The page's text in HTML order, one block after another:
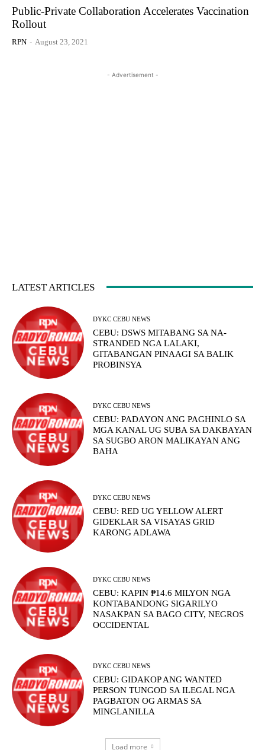
Public-Private Collaboration Accelerates Vaccination
Rollout
RPN - August 23, 2021
- Advertisement -
LATEST ARTICLES
DYKC CEBU NEWS
CEBU: DSWS MITABANG SA NA-
STRANDED NGA LALAKI,
GITABANGAN PINAAGI SA BALIK
PROBINSYA
DYKC CEBU NEWS
CEBU: PADAYON ANG PAGHINLO SA
MGA KANAL UG SUBA SA DAKBAYAN
SA SUGBO ARON MALIKAYAN ANG
BAHA
DYKC CEBU NEWS
CEBU: RED UG YELLOW ALERT
GIDEKLAR SA VISAYAS GRID
KARONG ADLAWA
DYKC CEBU NEWS
CEBU: KAPIN ₱14.6 MILYON NGA
KONTABANDONG SIGARILYO
NASAKPAN SA BAGO CITY, NEGROS
OCCIDENTAL
DYKC CEBU NEWS
CEBU: GIDAKOP ANG WANTED
PERSON TUNGOD SA ILEGAL NGA
PAGBATON OG ARMAS SA
MINGLANILLA
Load more